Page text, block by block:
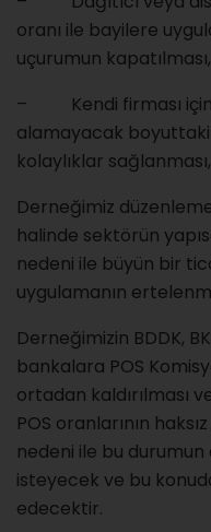
oranı ile bayilere
uçurumun kapatılması,
– Kendi firması için
alamayacak
kolaylıklar sağlanması,
Derneğimiz
halinde sektörün
nedeni ile büyün bir
uygulamanın
Derneğimizin BDDK,
bankalara POS
ortadan kaldırılması
POS oranlarının
nedeni ile bu durumun
isteyecek ve bu
edecektir.